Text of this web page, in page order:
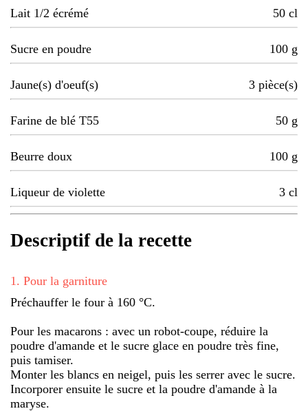
Lait 1/2 écrémé
50 cl
Sucre en poudre 100 g
Jaune(s) d'oeuf(s) 3 pièce(s)
Farine de blé T55 50 g
Beurre doux 100 g
Liqueur de violette 3 cl
Descriptif de la recette
1 . Pour la garniture
Préchauffer le four à 160 °C.
Pour les macarons : avec un robot-coupe, réduire la
poudre d'amande et le sucre glace en poudre très fine,
puis tamiser.
Monter les blancs en neigel, puis les serrer avec le sucre.
Incorporer ensuite le sucre et la poudre d'amande à la
maryse.